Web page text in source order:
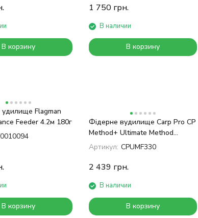
В корзину
1 750 грн.
В наличии
В корзину
Flagman
Feeder 4.2м 180г
В корзину
Фідерне вудилище Carp Pro CP
Method+ Ultimate Method
Feeder 3.3м 90г
Артикул: CPUMF330
2 439 грн.
В наличии
В корзину